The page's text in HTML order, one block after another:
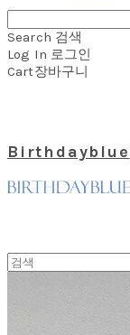
Search 검색
Log In 로그인
Cart장바구니
Birthdayblue